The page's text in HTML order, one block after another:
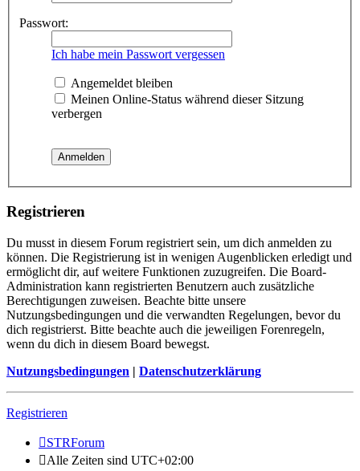
Passwort:
Ich habe mein Passwort vergessen
Angemeldet bleiben
Meinen Online-Status während dieser Sitzung
verbergen
Registrieren
Du musst in diesem Forum registriert sein, um dich anmelden zu
können. Die Registrierung ist in wenigen Augenblicken erledigt und
ermöglicht dir, auf weitere Funktionen zuzugreifen. Die Board-
Administration kann registrierten Benutzern auch zusätzliche
Berechtigungen zuweisen. Beachte bitte unsere
Nutzungsbedingungen und die verwandten Regelungen, bevor du
dich registrierst. Bitte beachte auch die jeweiligen Forenregeln,
wenn du dich in diesem Board bewegst.
Nutzungsbedingungen | Datenschutzerklärung
Registrieren
STRForum
Alle Zeiten sind UTC+02:00